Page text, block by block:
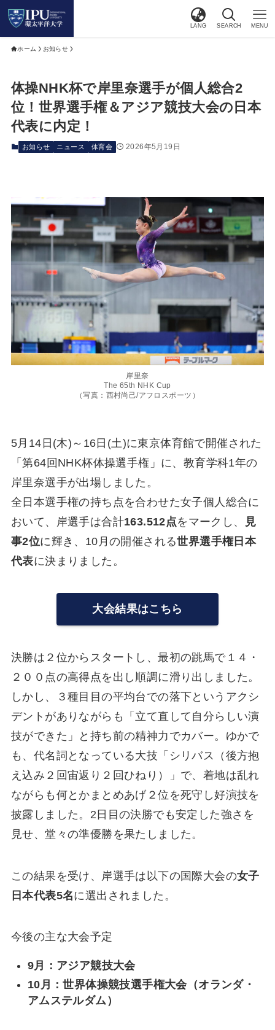
LANG SEARCH MENU
ホーム お知らせ
体操NHK杯で岸里奈選手が個人総合2
位！世界選手権＆アジア競技大会の日本
代表に内定！
お知らせ ニュース 体育会 2026年5月19日
岸里奈
The 65th NHK Cup
（写真：西村尚己/アフロスポーツ）
5月14日(木)～16日(土)に東京体育館で開催された
「第64回NHK杯体操選手権」に、教育学科1年の
岸里奈選手が出場しました。
全日本選手権の持ち点を合わせた女子個人総合に
おいて、岸選手は合計163.512点をマークし、
見
事2位に輝き、10月の開催される世界選手権日本
代表に決まりました。
大会結果はこちら
決勝は２位からスタートし、最初の跳馬で１４・
２００点の高得点を出し順調に滑り出しました。
しかし、３種目目の平均台での落下というアクシ
デントがありながらも「立て直して自分らしい演
技ができた」と持ち前の精神力でカバー。ゆかで
も、代名詞となっている大技「シリバス（後方抱
え込み２回宙返り２回ひねり）」で、着地は乱れ
ながらも何とかまとめあげ２位を死守し好演技を
披露しました。2日目の決勝でも安定した強さを
見せ、堂々の準優勝を果たしました。
この結果を受け、岸選手は以下の国際大会の女子
日本代表5名に選出されました。
今後の主な大会予定
9月：アジア競技大会
10月：世界体操競技選手権大会（オランダ・
アムステルダム）